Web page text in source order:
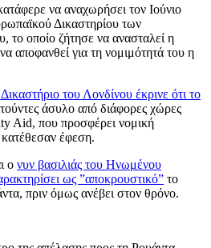
να αναχωρήσει τον Ιούνιο
Δικαστηρίου των
το οποίο ζήτησε να ανασταλεί η
αποφανθεί για τη νομιμότητά του η
του Λονδίνου έκρινε ότι το
άσυλο από διάφορες χώρες
Aid, που προσφέρει νομική
έφεση.
ο νυν βασιλιάς του Ηνωμένου
ως ”αποκρουστικό” το
πριν όμως ανέβει στον θρόνο.